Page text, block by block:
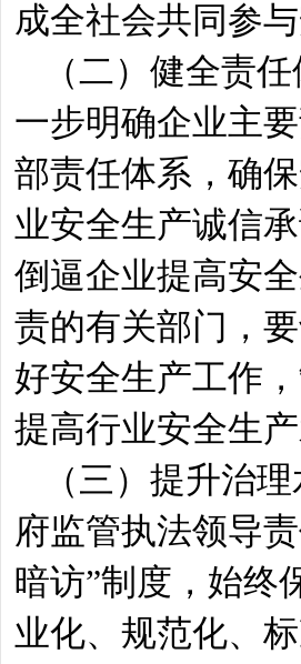
成全社会共同参
（二）健全责
一步明确企业主
部责任体系，确
业安全生产诚信
倒逼企业提高安
责的有关部门，
好安全生产工作
提高行业安全生产
（三）提升治
府监管执法领导
暗访”制度，始终
业化、规范化、